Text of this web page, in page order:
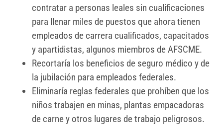
contratar a personas leales sin cualificaciones
para llenar miles de puestos que ahora tienen
empleados de carrera cualificados, capacitados
y apartidistas, algunos miembros de AFSCME.
Recortaría los beneficios de seguro médico y de
la jubilación para empleados federales.
Eliminaría reglas federales que prohíben que los
niños trabajen en minas, plantas empacadoras
de carne y otros lugares de trabajo peligrosos.